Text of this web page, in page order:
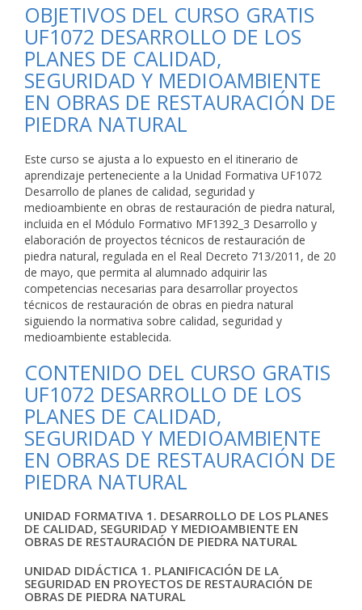
OBJETIVOS DEL CURSO GRATIS
UF1072 DESARROLLO DE LOS
PLANES DE CALIDAD,
SEGURIDAD Y MEDIOAMBIENTE
EN OBRAS DE RESTAURACIÓN DE
PIEDRA NATURAL
Este curso se ajusta a lo expuesto en el itinerario de
aprendizaje perteneciente a la Unidad Formativa UF1072
Desarrollo de planes de calidad, seguridad y
medioambiente en obras de restauración de piedra natural,
incluida en el Módulo Formativo MF1392_3 Desarrollo y
elaboración de proyectos técnicos de restauración de
piedra natural, regulada en el Real Decreto 713/2011, de 20
de mayo, que permita al alumnado adquirir las
competencias necesarias para desarrollar proyectos
técnicos de restauración de obras en piedra natural
siguiendo la normativa sobre calidad, seguridad y
medioambiente establecida.
CONTENIDO DEL CURSO GRATIS
UF1072 DESARROLLO DE LOS
PLANES DE CALIDAD,
SEGURIDAD Y MEDIOAMBIENTE
EN OBRAS DE RESTAURACIÓN DE
PIEDRA NATURAL
UNIDAD FORMATIVA 1. DESARROLLO DE LOS PLANES
DE CALIDAD, SEGURIDAD Y MEDIOAMBIENTE EN
OBRAS DE RESTAURACIÓN DE PIEDRA NATURAL
UNIDAD DIDÁCTICA 1. PLANIFICACIÓN DE LA
SEGURIDAD EN PROYECTOS DE RESTAURACIÓN DE
OBRAS DE PIEDRA NATURAL